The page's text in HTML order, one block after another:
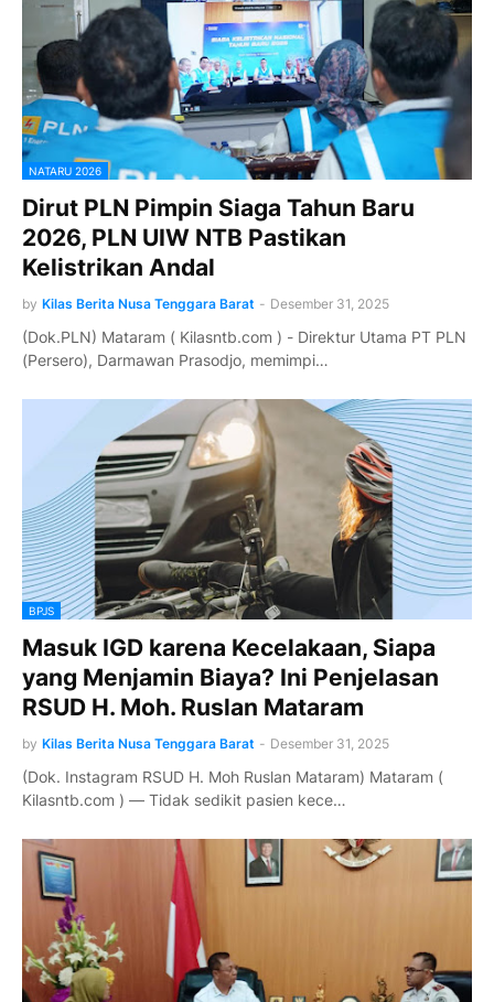
NATARU 2026
Dirut PLN Pimpin Siaga Tahun Baru
2026, PLN UIW NTB Pastikan
Kelistrikan Andal
by Kilas Berita Nusa Tenggara Barat - Desember 31, 2025
(Dok.PLN) Mataram ( Kilasntb.com ) - Direktur Utama PT PLN
(Persero), Darmawan Prasodjo, memimpi…
BPJS
Masuk IGD karena Kecelakaan, Siapa
yang Menjamin Biaya? Ini Penjelasan
RSUD H. Moh. Ruslan Mataram
by Kilas Berita Nusa Tenggara Barat - Desember 31, 2025
(Dok. Instagram RSUD H. Moh Ruslan Mataram) Mataram (
Kilasntb.com ) — Tidak sedikit pasien kece…